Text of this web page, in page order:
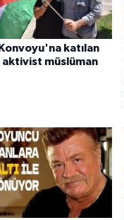
katılan
aktivist müslüman